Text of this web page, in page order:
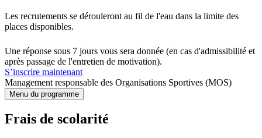
Les recrutements se dérouleront au fil de l'eau dans la limite des
places disponibles.
Une réponse sous 7 jours vous sera donnée (en cas d'admissibilité et
après passage de l'entretien de motivation).
S’inscrire maintenant
Management responsable des Organisations Sportives (MOS)
Menu du programme
Frais de scolarité